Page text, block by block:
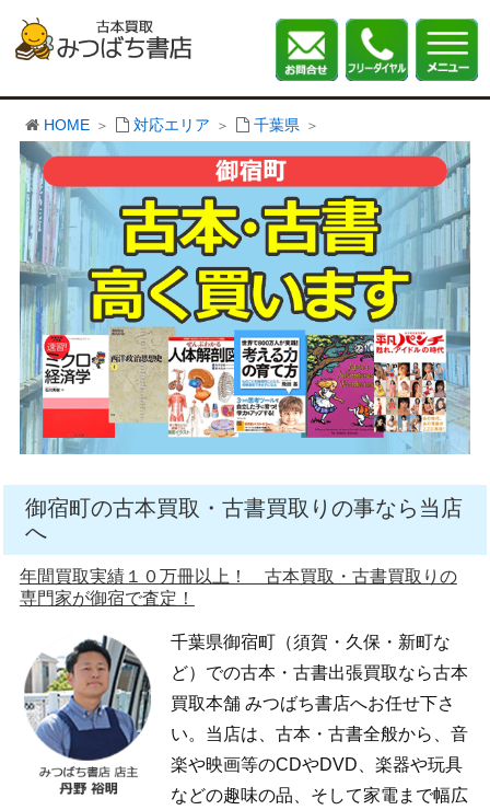
HOME 対応エリア 千葉県
御宿町の古本買取・古書買取りの事なら当店
へ
年間買取実績１０万冊以上！ 古本買取・古書買取りの
専門家が御宿で査定！
千葉県御宿町（須賀・久保・新町な
ど）での古本・古書出張買取なら古本
買取本舗 みつばち書店へお任せ下さ
い。当店は、古本・古書全般から、音
楽や映画等のCDやDVD、楽器や玩具
などの趣味の品、そして家電まで幅広